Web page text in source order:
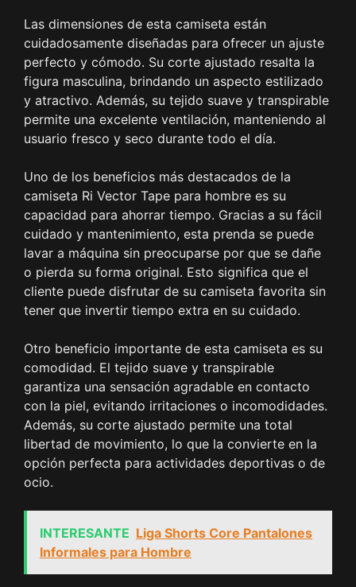
Las dimensiones de esta camiseta están
cuidadosamente diseñadas para ofrecer un ajuste
perfecto y cómodo. Su corte ajustado resalta la
figura masculina, brindando un aspecto estilizado
y atractivo. Además, su tejido suave y transpirable
permite una excelente ventilación, manteniendo al
usuario fresco y seco durante todo el día.
Uno de los beneficios más destacados de la
camiseta Ri Vector Tape para hombre es su
capacidad para ahorrar tiempo. Gracias a su fácil
cuidado y mantenimiento, esta prenda se puede
lavar a máquina sin preocuparse por que se dañe
o pierda su forma original. Esto significa que el
cliente puede disfrutar de su camiseta favorita sin
tener que invertir tiempo extra en su cuidado.
Otro beneficio importante de esta camiseta es su
comodidad. El tejido suave y transpirable
garantiza una sensación agradable en contacto
con la piel, evitando irritaciones o incomodidades.
Además, su corte ajustado permite una total
libertad de movimiento, lo que la convierte en la
opción perfecta para actividades deportivas o de
ocio.
INTERESANTE Liga Shorts Core Pantalones
Informales para Hombre